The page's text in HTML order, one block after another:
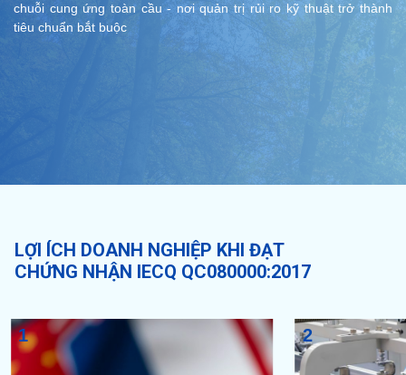
chuỗi cung ứng toàn cầu - nơi quản trị rủi ro kỹ thuật trở thành
tiêu chuẩn bắt buộc
LỢI ÍCH DOANH NGHIỆP KHI ĐẠT
CHỨNG NHẬN IECQ QC080000:2017
1 2